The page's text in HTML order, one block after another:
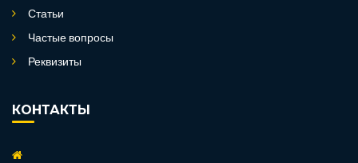
Статьи
Частые вопросы
Реквизиты
КОНТАКТЫ